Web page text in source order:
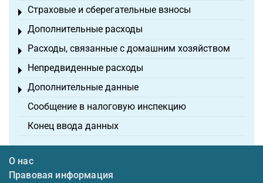
Страховые и сберегательные взносы
Toggle menu
Дополнительные расходы
Toggle menu
Расходы, связанные с домашним хозяйством
Toggle menu
Непредвиденные расходы
Toggle menu
Дополнительные данные
Toggle menu
Сообщение в налоговую инспекцию
Конец ввода данных
О нас
Правовая информация